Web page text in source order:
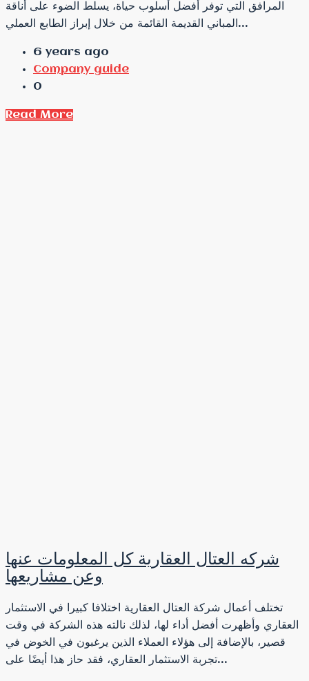
المرافق التي توفر أفضل أسلوب حياة، يسلط الضوء على أناقة
المباني القديمة القائمة من خلال إبراز الطابع العملي...
6 years ago
Company guide
0
Read More
شركه العتال العقارية كل المعلومات عنها
وعن مشاريعها
تختلف أعمال شركة العتال العقارية اختلافا كبيرا في الاستثمار
العقاري وأظهرت أفضل أداء لها، لذلك نالته هذه الشركة في وقت
قصير، بالإضافة إلى هؤلاء العملاء الذين يرغبون في الخوض في
تجربة الاستثمار العقاري، فقد حاز هذا أيضًا على...